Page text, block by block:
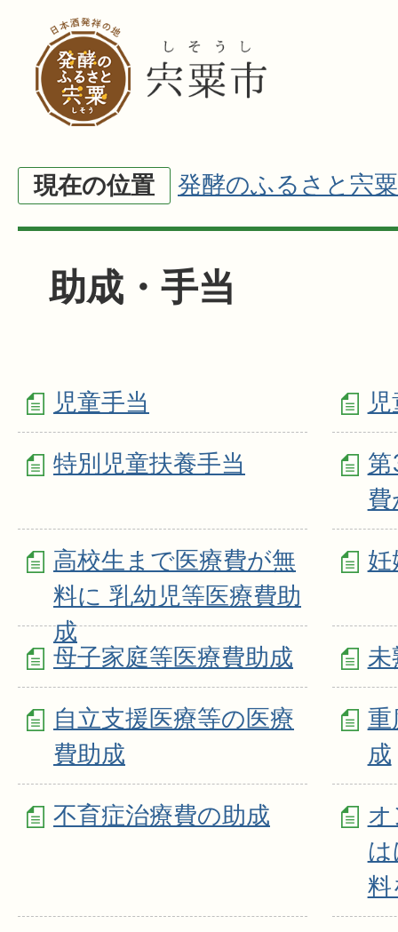
現在の位置 発酵のふるさと宍粟
助成・手当
児童手当
特別児童扶養手当
高校生まで医療費が無
料に 乳幼児等医療費助
成
母子家庭等医療費助成 未
自立支援医療等の医療
費助成
重
成
不育症治療費の助成
料